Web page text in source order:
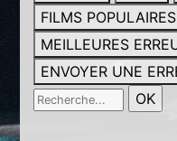
FILMS POPULAIRES
MEILLEURES
ENVOYER UNE